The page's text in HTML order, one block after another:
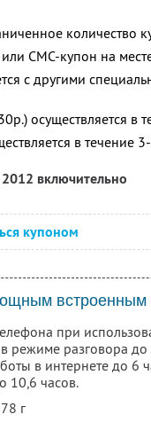
количество
СМС-купон на
с другими
осуществляется в
в течение
включительно
купоном
встроенным
при
разговора до
в интернете до 6
10,6 часов.
г